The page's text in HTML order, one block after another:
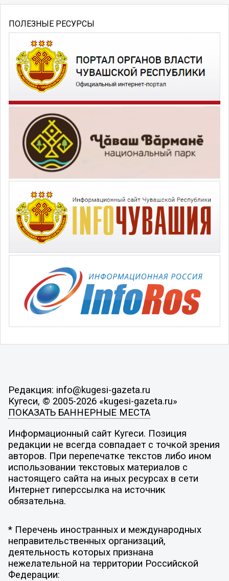
ПОЛЕЗНЫЕ РЕСУРСЫ
Редакция: info@kugesi-gazeta.ru
Кугеси, © 2005-2026 «kugesi-gazeta.ru»
ПОКАЗАТЬ БАННЕРНЫЕ МЕСТА
Информационный сайт Кугеси. Позиция
редакции не всегда совпадает с точкой зрения
авторов. При перепечатке текстов либо ином
использовании текстовых материалов с
настоящего сайта на иных ресурсах в сети
Интернет гиперссылка на источник
обязательна.
* Перечень иностранных и международных
неправительственных организаций,
деятельность которых признана
нежелательной на территории Российской
Федерации: